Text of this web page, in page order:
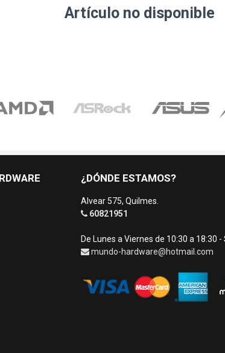
Artículo no disponible
¿DÓNDE ESTAMOS?
Alvear 575, Quilmes.
60821951
De Lunes a Viernes de 10:30 a 18:30
mundo-hardware@hotmail.com